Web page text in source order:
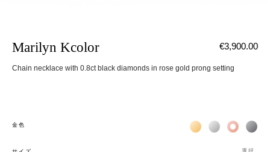
Marilyn Kcolor
Chain necklace with 0.8ct black diamonds in rose gold prong setting
€3,900.00
金色 Жёлтое золото 18К
Белое золото
Розовое